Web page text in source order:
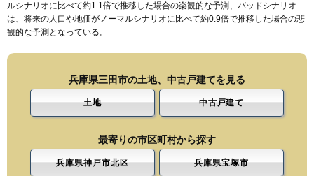
ルシナリオに比べて約1.1倍で推移した場合の楽観的な予測、バッドシナリオ
は、将来の人口や地価がノーマルシナリオに比べて約0.9倍で推移した場合の悲
観的な予測となっている。
兵庫県三田市の土地、中古戸建てを見る
土地 中古戸建て
最寄りの市区町村から探す
兵庫県神戸市北区 兵庫県宝塚市